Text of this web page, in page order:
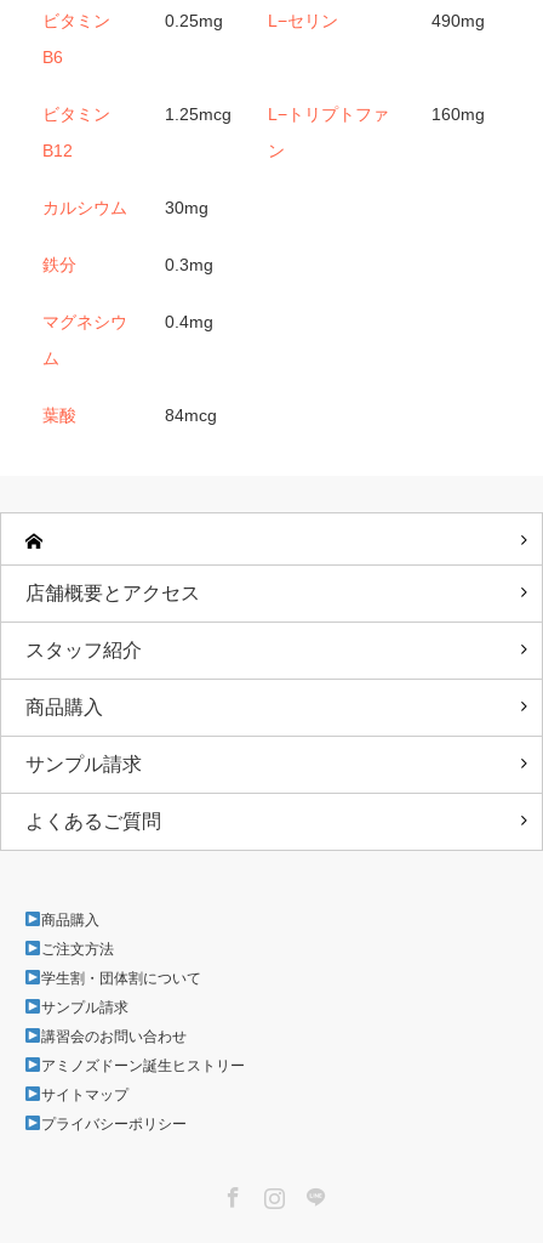
ビタミン
B6
0.25mg L−セリン 490mg
ビタミン
B12
1.25mcg
L−トリプトファ
ン
160mg
カルシウム 30mg
鉄分 0.3mg
マグネシウ
ム
0.4mg
葉酸 84mcg
店舗概要とアクセス
スタッフ紹介
商品購入
サンプル請求
よくあるご質問
商品購入
ご注文方法
学生割・団体割について
サンプル請求
講習会のお問い合わせ
アミノズドーン誕生ヒストリー
サイトマップ
プライバシーポリシー